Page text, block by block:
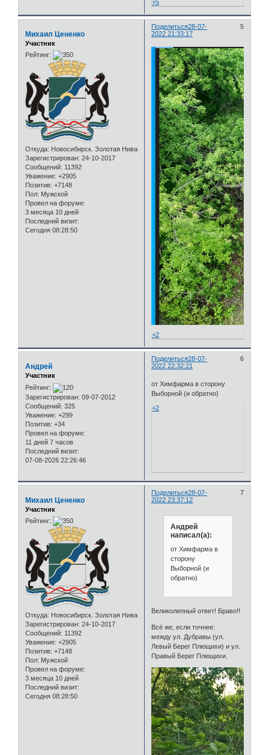
+5
Поделиться 5
28-07-
2022 21:33:17
Михаил Цененко
Участник
Рейтинг:
Откуда: Новосибирск. Золотая Нива
Зарегистрирован: 24-10-2017
Сообщений: 11392
Уважение: +2905
Позитив: +7148
Пол: Мужской
Провел на форуме:
3 месяца 10 дней
Последний визит:
Сегодня 08:28:50
+2
Поделиться 6
28-07-
2022 22:32:21
Андрей
Участник
Рейтинг:
Зарегистрирован: 09-07-2012
Сообщений: 325
Уважение: +299
Позитив: +34
Провел на форуме:
11 дней 7 часов
Последний визит:
07-08-2026 22:26:46
от Химфарма в сторону
Выборной (и обратно)
+2
Поделиться 7
28-07-
2022 23:37:12
Михаил Цененко
Участник
Рейтинг:
Откуда: Новосибирск. Золотая Нива
Зарегистрирован: 24-10-2017
Сообщений: 11392
Уважение: +2905
Позитив: +7148
Пол: Мужской
Провел на форуме:
3 месяца 10 дней
Последний визит:
Сегодня 08:28:50
Андрей
написал(а):
от Химфарма в
сторону
Выборной (и
обратно)
Великолепный ответ! Браво!!
Всё же, если точнее:
между ул. Дубравы (ул.
Левый Берег Плющихи) и ул.
Правый Берег Плющихи.